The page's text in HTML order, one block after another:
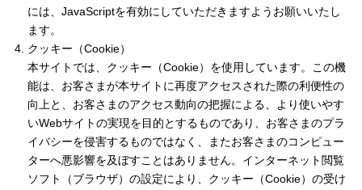
には、JavaScriptを有効にしていただきますようお願いいたし
ます。
クッキー（Cookie）
本サイトでは、クッキー（Cookie）を使用しています。この機
能は、お客さまが本サイトに再度アクセスされた際の利便性の
向上と、お客さまのアクセス動向の把握による、より使いやす
いWebサイトの実現を目的とするものであり、お客さまのプラ
イバシーを侵害するものではなく、またお客さまのコンピュー
ターへ悪影響を及ぼすことはありません。インターネット閲覧
ソフト（ブラウザ）の設定により、クッキー（Cookie）の受け